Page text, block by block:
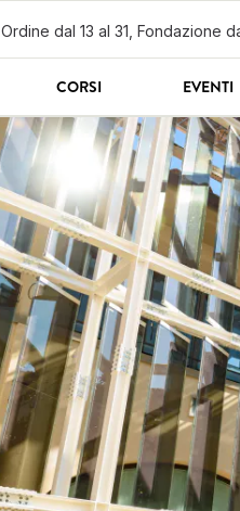
Ordine dal 13 al 31, Fondazione
CORSI EVENTI